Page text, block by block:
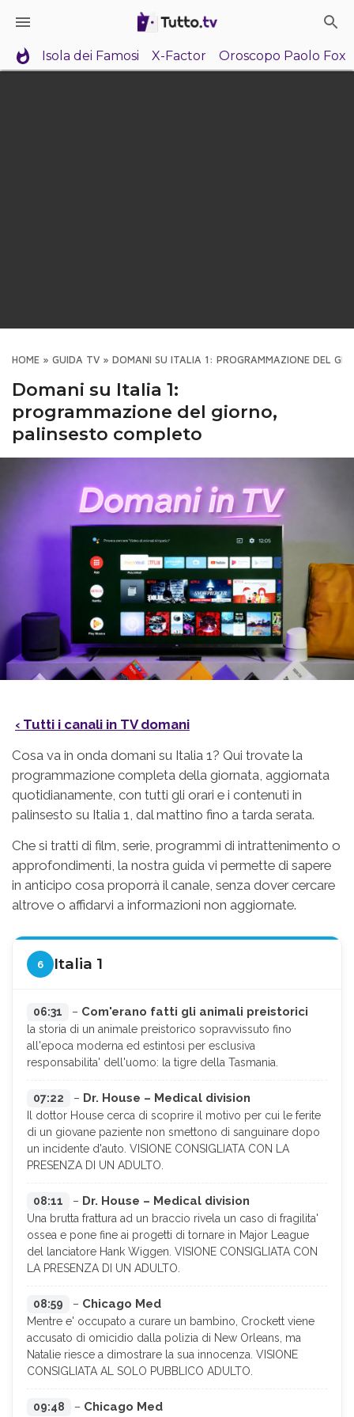
Isola dei Famosi X-Factor Oroscopo Paolo Fox
HOME » GUIDA TV » DOMANI SU ITALIA 1: PROGRAMMAZIONE DEL
Domani su Italia 1:
programmazione del giorno,
palinsesto completo
‹ Tutti i canali in TV domani
Cosa va in onda domani su Italia 1? Qui trovate la
programmazione completa della giornata, aggiornata
quotidianamente, con tutti gli orari e i contenuti in
palinsesto su Italia 1, dal mattino fino a tarda serata.
Che si tratti di film, serie, programmi di intrattenimento o
approfondimenti, la nostra guida vi permette di sapere
in anticipo cosa proporrà il canale, senza dover cercare
altrove o affidarvi a informazioni non aggiornate.
6 Italia 1
06:31 – Com'erano fatti gli animali preistorici
la storia di un animale preistorico sopravvissuto fino
all'epoca moderna ed estintosi per esclusiva
responsabilita' dell'uomo: la tigre della Tasmania.
07:22 – Dr. House – Medical division
Il dottor House cerca di scoprire il motivo per cui le ferite
di un giovane paziente non smettono di sanguinare dopo
un incidente d'auto. VISIONE CONSIGLIATA CON LA
PRESENZA DI UN ADULTO.
08:11 – Dr. House – Medical division
Una brutta frattura ad un braccio rivela un caso di fragilita'
ossea e pone fine ai progetti di tornare in Major League
del lanciatore Hank Wiggen. VISIONE CONSIGLIATA CON
LA PRESENZA DI UN ADULTO.
08:59 – Chicago Med
Mentre e' occupato a curare un bambino, Crockett viene
accusato di omicidio dalla polizia di New Orleans, ma
Natalie riesce a dimostrare la sua innocenza. VISIONE
CONSIGLIATA AL SOLO PUBBLICO ADULTO.
09:48 – Chicago Med